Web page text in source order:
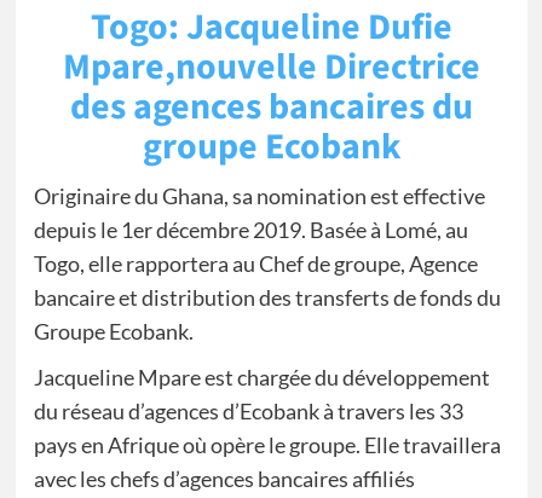
Togo: Jacqueline Dufie
Mpare,nouvelle Directrice
des agences bancaires du
groupe Ecobank
Originaire du Ghana, sa nomination est effective
depuis le 1er décembre 2019. Basée à Lomé, au
Togo, elle rapportera au Chef de groupe, Agence
bancaire et distribution des transferts de fonds du
Groupe Ecobank.
Jacqueline Mpare est chargée du développement
du réseau d’agences d’Ecobank à travers les 33
pays en Afrique où opère le groupe. Elle travaillera
avec les chefs d’agences bancaires affiliés